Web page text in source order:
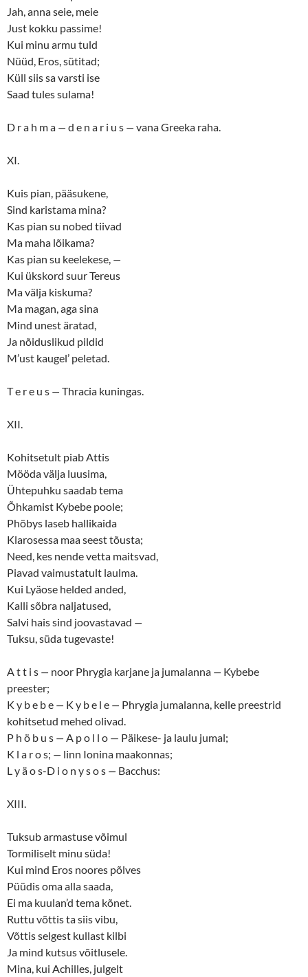
Jah, anna seie, meie
Just kokku passime!
Kui minu armu tuld
Nüüd, Eros, sütitad;
Küll siis sa varsti ise
Saad tules sulama!
D r a h m a — d e n a r i u s — vana Greeka raha.
XI.
Kuis pian, pääsukene,
Sind karistama mina?
Kas pian su nobed tiivad
Ma maha lõikama?
Kas pian su keelekese, —
Kui ükskord suur Tereus
Ma välja kiskuma?
Ma magan, aga sina
Mind unest äratad,
Ja nõiduslikud pildid
M’ust kaugel’ peletad.
T e r e u s — Thracia kuningas.
XII.
Kohitsetult piab Attis
Mööda välja luusima,
Ühtepuhku saadab tema
Õhkamist Kybebe poole;
Phöbys laseb hallikaida
Klarosessa maa seest tõusta;
Need, kes nende vetta maitsvad,
Piavad vaimustatult laulma.
Kui Lyäose helded anded,
Kalli sõbra naljatused,
Salvi hais sind joovastavad —
Tuksu, süda tugevaste!
A t t i s — noor Phrygia karjane ja jumalanna — Kybebe
preester;
K y b e b e — K y b e l e — Phrygia jumalanna, kelle preestrid
kohitsetud mehed olivad.
P h ö b u s — A p o l l o — Päikese- ja laulu jumal;
K l a r o s; — linn Ionina maakonnas;
L y ä o s-D i o n y s o s — Bacchus:
XIII.
Tuksub armastuse võimul
Tormiliselt minu süda!
Kui mind Eros noores põlves
Püüdis oma alla saada,
Ei ma kuulan’d tema kõnet.
Ruttu võttis ta siis vibu,
Võttis selgest kullast kilbi
Ja mind kutsus võitlusele.
Mina, kui Achilles, julgelt